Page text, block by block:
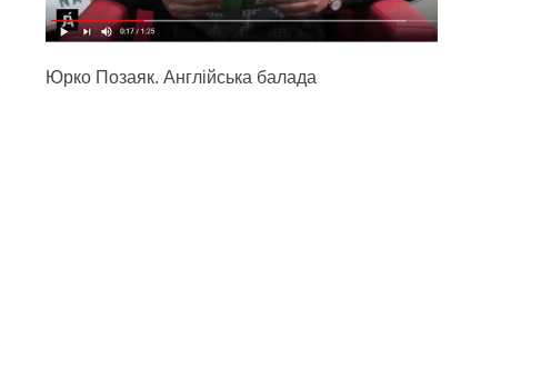
Юрко Позаяк. Англійська балада